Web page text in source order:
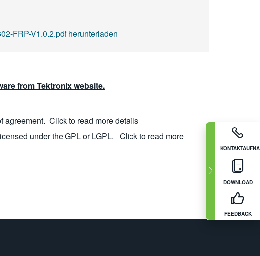
DOWNLOAD
FEEDBACK
FRP-V1.0.2.pdf herunterladen
from Tektronix website.
agreement. Click to read more details
under the GPL or LGPL. Click to read more